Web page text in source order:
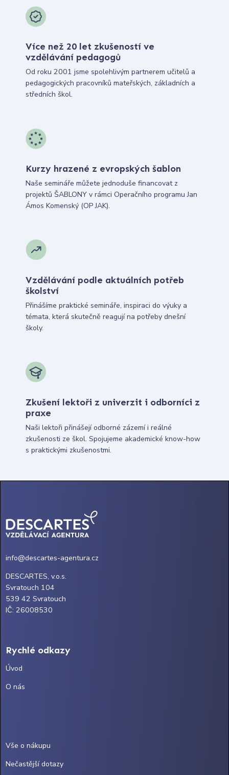
Více než 20 let zkušeností ve
vzdělávání pedagogů
Od roku 2001 jsme spolehlivým partnerem učitelů a
pedagogických pracovníků mateřských, základních a
středních škol.
Kurzy hrazené z evropských šablon
Naše semináře můžete jednoduše financovat z
projektů ŠABLONY v rámci Operačního programu Jan
Ámos Komenský (OP JAK).
Vzdělávání podle aktuálních potřeb
školství
Přinášíme praktické semináře, inspiraci do výuky a
témata, která skutečně reagují na potřeby dnešní
školy.
Zkušení lektoři z univerzit i odborníci z
praxe
Naši lektoři přinášejí odborné zázemí i reálné
zkušenosti ze škol. Spojujeme akademické know-how
s praktickými zkušenostmi.
info@descartes-agentura.cz
DESCARTES, v.o.s.
Svratouch 104
539 42 Svratouch
IČ: 26008530
Rychlé odkazy
Úvod
O nás
Vše o nákupu
Nečastější dotazy